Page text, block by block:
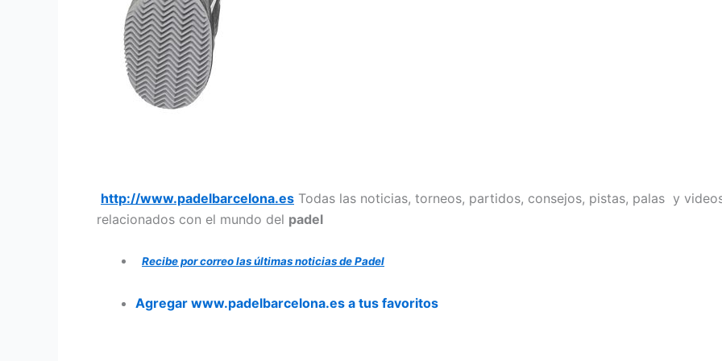
http://www.padelbarcelona.es Todas las noticias, torneos, partidos, consejos, pistas, palas y
relacionados con el mundo del padel
Recibe por correo las últimas noticias de Padel
Agregar www.padelbarcelona.es a tus favoritos